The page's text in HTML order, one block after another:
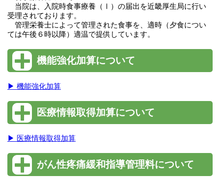
当院は、入院時食事療養（Ⅰ）の届出を近畿厚生局に行い
受理されております。
管理栄養士によって管理された食事を、適時（夕食につい
ては午後６時以降）適温で提供しています。
機能強化加算について
▶ 機能強化加算
医療情報取得加算について
▶ 医療情報取得加算
がん性疼痛緩和指導管理料について